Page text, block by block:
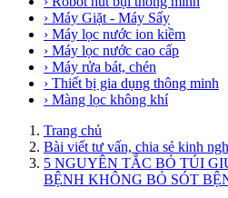
› Máy Giặt - Máy Sấy
› Máy lọc nước ion kiềm
› Máy lọc nước cao cấp
› Máy rửa bát, chén
› Thiết bị gia dụng thông minh
› Màng lọc không khí
Trang chủ
Bài viết tư vấn, chia sẻ kinh
5 NGUYÊN TẮC BỎ TÚI
BỆNH KHÔNG BỎ SÓT